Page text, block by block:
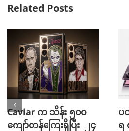
Related Posts
ပိုကောင်းတဲ့ Chipset
ပါလာတဲ့ Samsung